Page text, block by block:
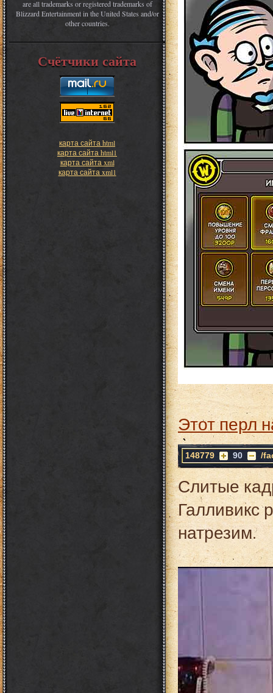
are all trademarks or registered trademarks of
Blizzard Entertainment in the United States and/or
other countries.
Счётчики сайта
карта сайта html
карта сайта html1
карта сайта xml
карта сайта xml1
Этот перл
148779 90 /
Слитые
Галливикс
натрезим.